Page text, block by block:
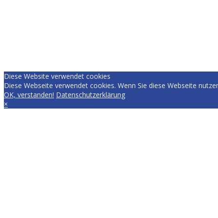
Diese Website verwendet cookies
Diese Webseite verwendet cookies. Wenn Sie diese Webseite
OK, verstanden! Datenschutzerklärung
×